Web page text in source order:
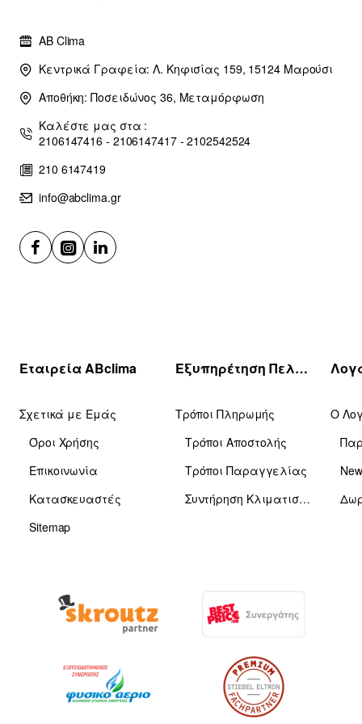
AB Clima
Κεντρικά Γραφεία: Λ. Κηφισίας 159, 15124 Μαρούσι
Αποθήκη: Ποσειδώνος 36, Μεταμόρφωση
Καλέστε μας στα :
2106147416 - 2106147417 - 2102542524
210 6147419
info@abclima.gr
Εταιρεία ABclima
Σχετικά με Εμάς
Όροι Χρήσης
Επικοινωνία
Κατασκευαστές
Sitemap
Εξυπηρέτηση Πελατών
Τρόποι Πληρωμής
Τρόποι Αποστολής
Τρόποι Παραγγελίας
Συντήρηση Κλιματιστικών
Ο